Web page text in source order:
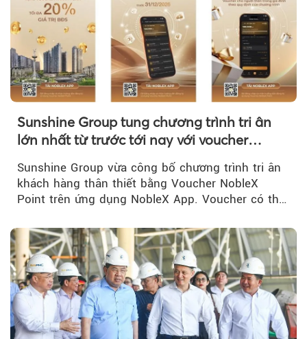
Sunshine Group tung chương trình tri ân
lớn nhất từ trước tới nay với voucher
NobleX Point cho khách hàng thân thiết
Sunshine Group vừa công bố chương trình tri ân
khách hàng thân thiết bằng Voucher NobleX
Point trên ứng dụng NobleX App. Voucher có thể